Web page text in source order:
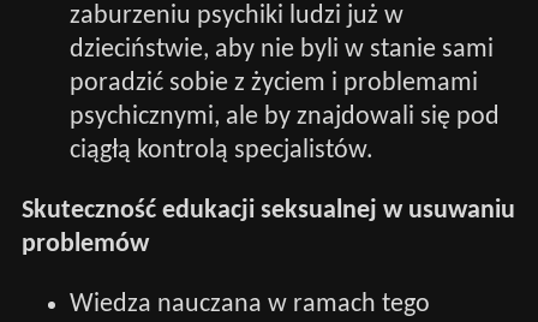
zaburzeniu psychiki ludzi już w
dzieciństwie, aby nie byli w stanie sami
poradzić sobie z życiem i problemami
psychicznymi, ale by znajdowali się pod
ciągłą kontrolą specjalistów.
Skuteczność edukacji seksualnej w usuwaniu
problemów
Wiedza nauczana w ramach tego